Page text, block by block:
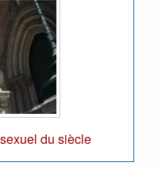
du siècle